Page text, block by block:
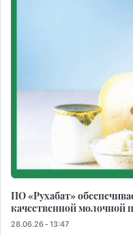
ПО «Рухабат»
качественной молочной
28.06.26 - 13:47